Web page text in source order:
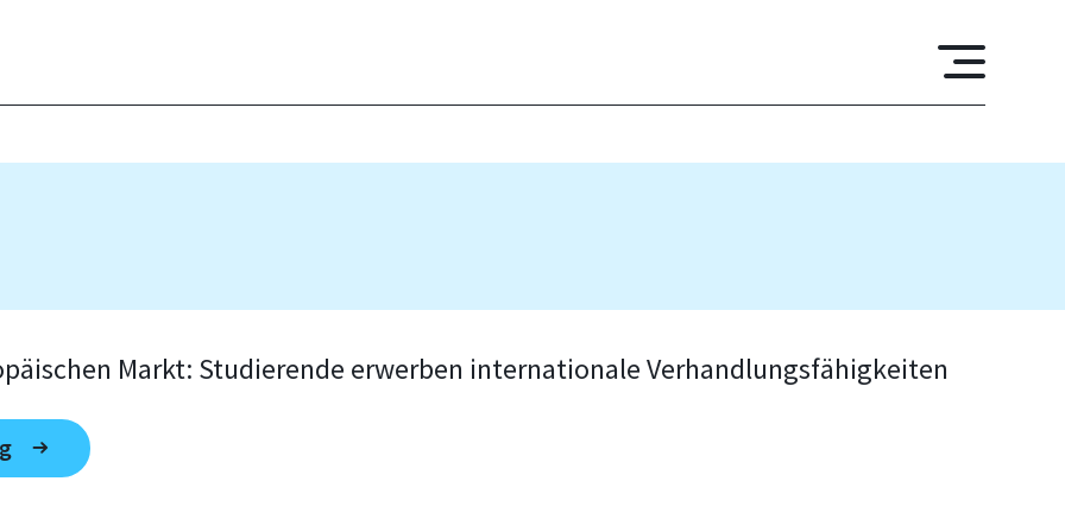
Markt: Studierende erwerben internationale Verhandlungsfähigkeiten